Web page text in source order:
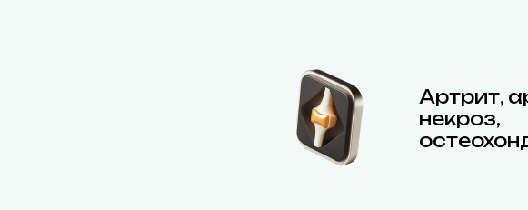
Артрит,
некроз,